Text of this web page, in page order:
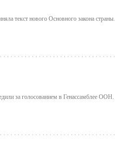
текст нового Основного закона страны.
за голосованием в Генассамблее ООН.